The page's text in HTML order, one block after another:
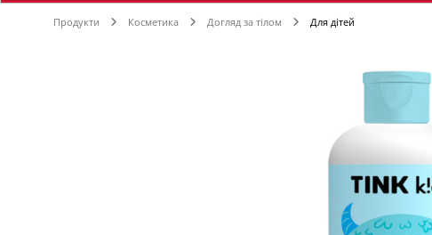
Продукти Косметика Догляд за тілом Для дітей